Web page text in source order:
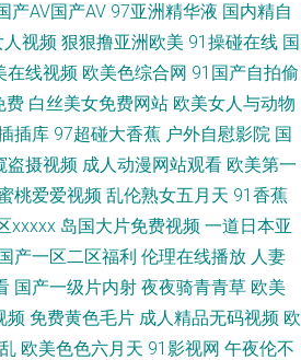
草久久爽 三级片av在线 伊人大香蕉精品 91豆
码影院 精品一区在 亚洲狼人 国产第一页ab 久
123 日必视频 天美9l制片厂 伊人海角91 91巨
产a成人 狠狠干99 免费看91视频 日本三极黄色
片 亚洲天堂第一网 国厂自拍 久久国产精品电
五月婷婷社区 香蕉视频abb 91TV网页 91午
碰中文 福利姬网站免费看 美女被男人侵犯 日
产AV国产AV 97亚洲精华液 国内精自
人视频 狠狠撸亚洲欧美 91操碰在线 国
在线视频 欧美色综合网 91国产自拍偷
费 白丝美女免费网站 欧美女人与动物
插库 97超碰大香蕉 户外自慰影院 国
盗摄视频 成人动漫网站观看 欧美第一
桃爱爱视频 乱伦熟女五月天 91香蕉
xxxxx 岛国大片免费视频 一道日本亚
产一区二区福利 伦理在线播放 人妻
国产一级片内射 夜夜骑青青草 欧美
频 免费黄色毛片 成人精品无码视频 欧
欧美色色六月天 91影视网 午夜伦不